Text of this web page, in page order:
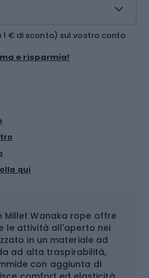
€ di sconto) sul vostro conto
e risparmia!
qui
Millet Wanaka rope offre
le attività all'aperto nei
in un materiale ad
ad alta traspirabilità,
con aggiunta di